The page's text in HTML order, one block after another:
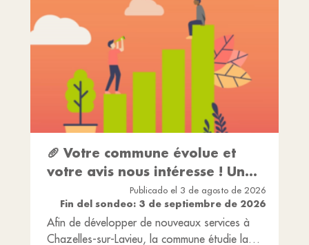
Publicado el 3 de agosto de 2026
Fin del sondeo: 3 de septiembre de 2026
🥖 Votre commune évolue et
votre avis nous intéresse ! Un
service alimentaire de
proximité…
Afin de développer de nouveaux services à
Chazelles-sur-Lavieu, la commune étudie la